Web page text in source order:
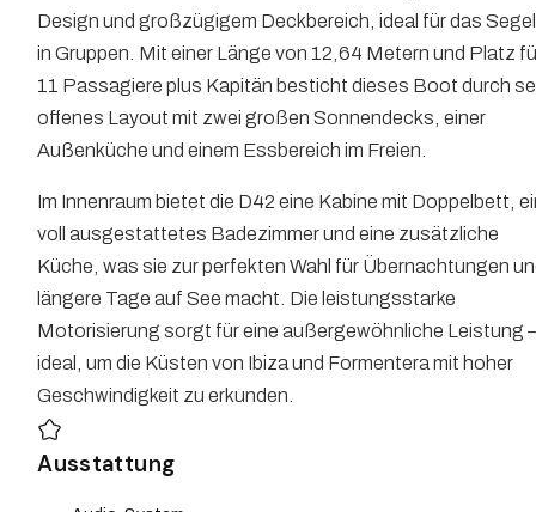
Design und großzügigem Deckbereich, ideal für das
in Gruppen. Mit einer Länge von 12,64 Metern und Platz
11 Passagiere plus Kapitän besticht dieses Boot durch
offenes Layout mit zwei großen Sonnendecks, einer
Außenküche und einem Essbereich im Freien.
Im Innenraum bietet die D42 eine Kabine mit Doppelbett,
voll ausgestattetes Badezimmer und eine zusätzliche
Küche, was sie zur perfekten Wahl für Übernachtungen
längere Tage auf See macht. Die leistungsstarke
Motorisierung sorgt für eine außergewöhnliche Leistung
ideal, um die Küsten von Ibiza und Formentera mit hoher
Geschwindigkeit zu erkunden.
Ausstattung